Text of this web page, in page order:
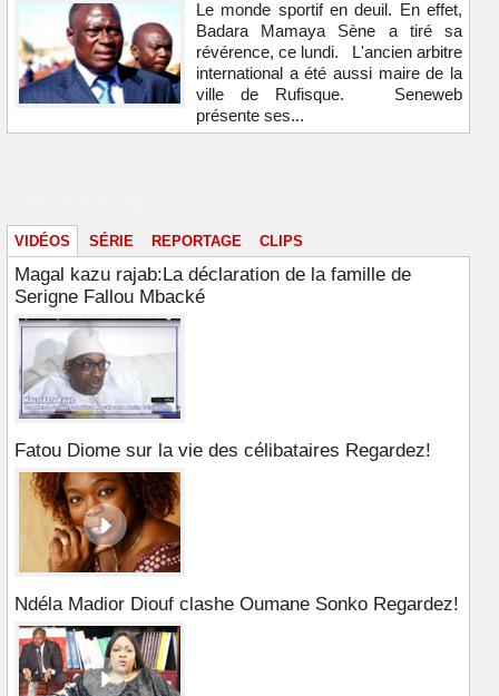
Le monde sportif en deuil. En effet,
Badara Mamaya Sène a tiré sa
révérence, ce lundi. L'ancien arbitre
international a été aussi maire de la
ville de Rufisque. Seneweb
présente ses...
VIDÉOS SÉRIE REPORTAGE CLIPS
Magal kazu rajab:La déclaration de la famille de
Serigne Fallou Mbacké
Fatou Diome sur la vie des célibataires Regardez!
Ndéla Madior Diouf clashe Oumane Sonko Regardez!